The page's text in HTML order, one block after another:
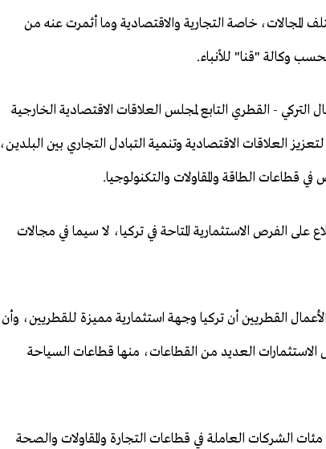
المجالات، خاصة التجارية والاقتصادية وما أثمرت عنه من
وكالة "قنا" للأنباء.
- القطري التابع لمجلس العلاقات الاقتصادية الخارجية
العلاقات الاقتصادية وتنمية التبادل التجاري بين البلدين،
قطاعات الطاقة والمقاولات والتكنولوجيا.
على الفرص الاستثمارية المتاحة في تركيا، لا سيما في مجالات
القطريين أن تركيا وجهة استثمارية مميزة للقطريين، وأن
العديد من القطاعات، منها قطاعات السياحة
الشركات العاملة في قطاعات التجارة والمقاولات والصحة